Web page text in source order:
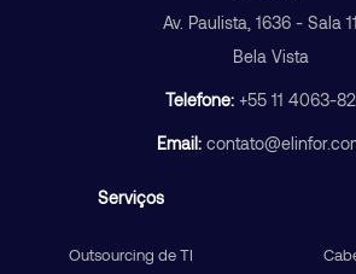
Av. Paulista, 1636 - Sala
Bela Vista
Telefone: +55 11 4063-
Email:
Serviços
Outsourcing de TI